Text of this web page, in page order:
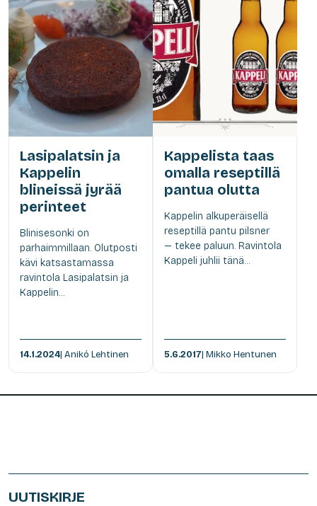
Lasipalatsin ja
Kappelin
blineissä jyrää
perinteet
Blinisesonki on
parhaimmillaan. Olutposti
kävi katsastamassa
ravintola Lasipalatsin ja
Kappelin...
14.1.2024| Anikó Lehtinen
Kappelista taas
omalla reseptillä
pantua olutta
Kappelin alkuperäisellä
reseptillä pantu pilsner
— tekee paluun. Ravintola
Kappeli juhlii tänä...
5.6.2017| Mikko Hentunen
UUTISKIRJE